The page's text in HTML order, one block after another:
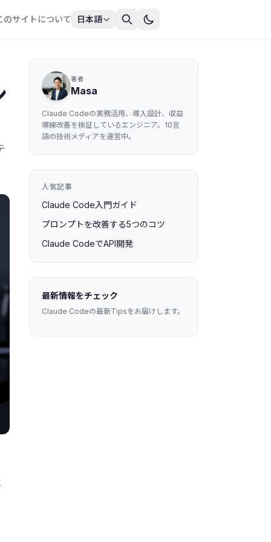
のサイトについて 日本語
著者
Masa
Claude Codeの実務活用、導入設計、収益
導線改善を検証しているエンジニア。10言
語の技術メディアを運営中。
人気記事
Claude Code入門ガイド
プロンプトを改善する5つのコツ
Claude CodeでAPI開発
最新情報をチェック
Claude Codeの最新Tipsをお届けします。